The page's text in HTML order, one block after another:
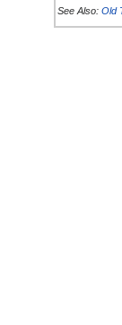
See Also: Old